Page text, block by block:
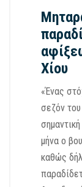
Χίου
«Ένας
σεζόν
μήνα ο
καθώς